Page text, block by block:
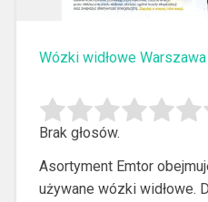
Wózki widłowe Warszawa
Brak głosów.
Asortyment Emtor
używane wózki widłowe.